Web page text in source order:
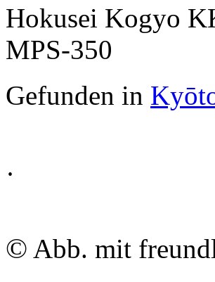
Hokusei Kogyo
MPS-350
Gefunden in
·
© Abb. mit